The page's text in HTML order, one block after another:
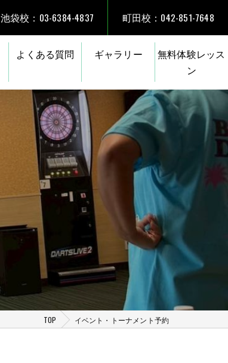
池袋校：03-6384-4837 町田校：042-851-7648
よくある質問 ギャラリー
無料体験レッス
ン
TOP イベント・トーナメント予約